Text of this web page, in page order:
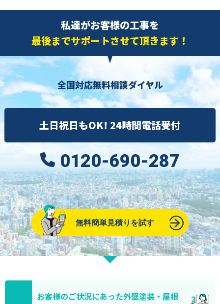
私達がお客様の工事を
最後までサポートさせて頂きます！
全国対応無料相談ダイヤル
土日祝日もOK! 24時間電話受付
0120-690-287
無料簡単見積りを試す
お客様のご状況にあった外壁塗装・屋根